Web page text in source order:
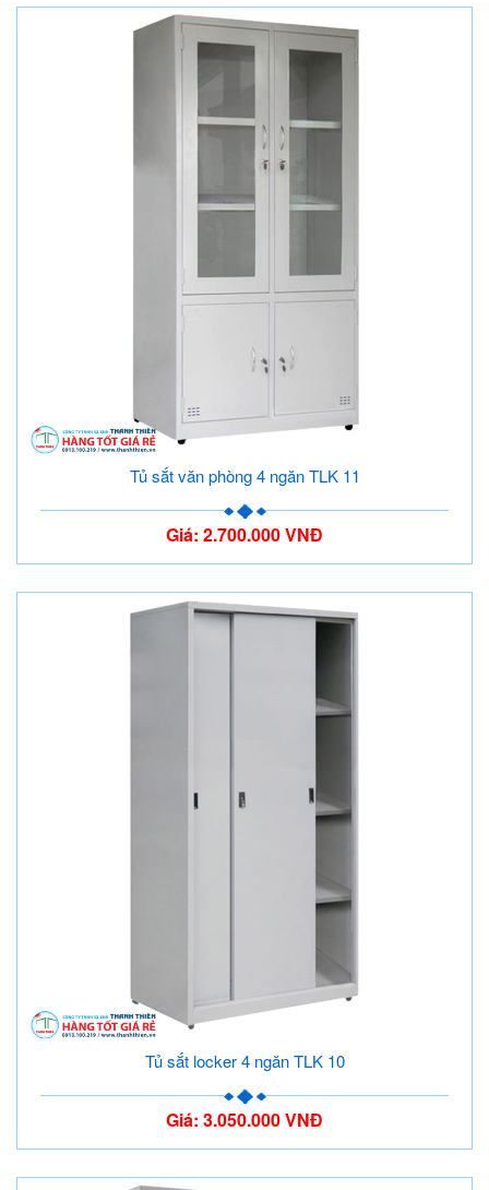
Tủ sắt văn phòng 4 ngăn TLK 11
Giá: 2.700.000 VNĐ
Tủ sắt locker 4 ngăn TLK 10
Giá: 3.050.000 VNĐ